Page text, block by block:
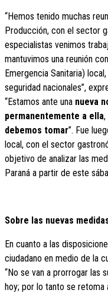
“Hemos tenido muchas
Producción, con el sector
especialistas venimos
mantuvimos una reunión
Emergencia Sanitaria)
seguridad nacionales”,
“Estamos ante una nueva
permanentemente a ella,
debemos tomar”. Fue
local, con el sector
objetivo de analizar las
Paraná a partir de este
Sobre las nuevas
En cuanto a las
ciudadano en medio de la
“No se van a prorrogar las
hoy; por lo tanto se retoma